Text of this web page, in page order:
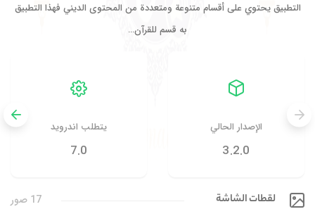
التطبيق يحتوي على أقسام متنوعة ومتعددة من المحتوى الديني فهذا التطبيق
به قسم للقرآن…
الإصدار الحالي
3.2.0
يتطلب اندرويد
7.0
لقطات الشاشة 17 صور